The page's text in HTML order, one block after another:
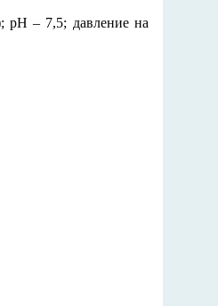
pH – 7,5; давление на